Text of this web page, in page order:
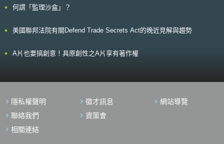
方式進行技術評估；報告指出，目前尚未有一種可通用不同種類資料的合成
術與評估方法。
主張成立，雅虎將面臨每則訊息最高1500美元的損害賠償。 雅虎雖然
該等團體訴訟，將導致損害賠償數額與原告所受損害不相當，而引發後續訴
何謂「監理沙盒」？
美國聯邦法院有關Defend Trade Secrets Act的晚近見解與趨勢
A片也要搞創意！具原創性之A片享有著作權
隱私權聲明 徵才訊息
網站導覽
聯絡我們
資策會
相關連結